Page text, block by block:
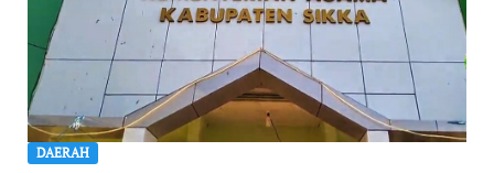
DAERAH